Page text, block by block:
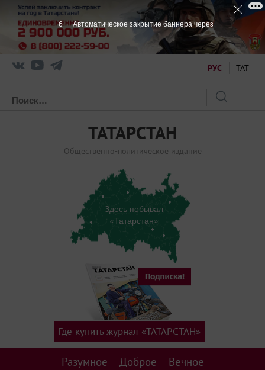
РУС ТАТ
ТАТАРСТАН
Общественно-политическое издание
Здесь побывал
«Татарстан»
Разумное Доброе Вечное
Где купить журнал «ТАТАРСТАН»
5 Автоматическое закрытие баннера через